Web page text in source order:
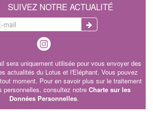
SUIVEZ NOTRE ACTUALITÉ
sera uniquement utilisée pour vous envoyer des
actualités du Lotus et l'Eléphant. Vous pouvez
moment. Pour en savoir plus sur le traitement
personnelles, consultez notre Charte sur les
Données Personnelles.